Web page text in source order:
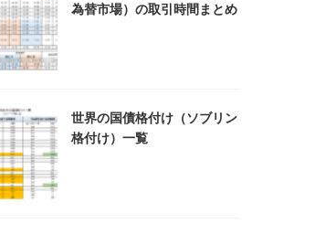
為替市場）の取引時間まとめ
世界の国債格付け（ソブリン
格付け）一覧